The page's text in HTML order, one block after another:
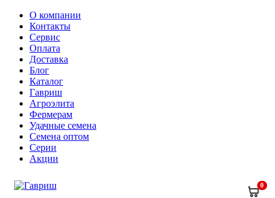
О компании
Контакты
Сервис
Оплата
Доставка
Блог
Каталог
Гавриш
Агроэлита
Фермерам
Удачные семена
Семена оптом
Серии
Акции
0